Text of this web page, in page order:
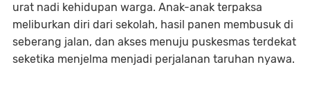
urat nadi kehidupan warga. Anak-anak terpaksa
meliburkan diri dari sekolah, hasil panen membusuk di
seberang jalan, dan akses menuju puskesmas terdekat
seketika menjelma menjadi perjalanan taruhan nyawa.